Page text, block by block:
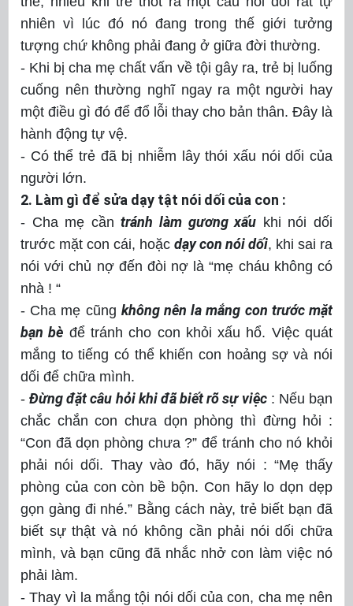
nhiên vì lúc đó nó đang trong thế giới tưởng
tượng chứ không phải đang ở giữa đời thường.
- Khi bị cha mẹ chất vấn về tội gây ra, trẻ bị luống
cuống nên thường nghĩ ngay ra một người hay
một điều gì đó để đổ lỗi thay cho bản thân. Đây là
hành động tự vệ.
- Có thể trẻ đã bị nhiễm lây thói xấu nói dối của
người lớn.
2. Làm gì để sửa dạy tật nói dối của con :
- Cha mẹ cầntránh làm gương xấu khi nói dối
trước mặt con cái, hoặc dạy con nói dối, khi sai ra
nói với chủ nợ đến đòi nợ là “mẹ cháu không có
nhà ! “
- Cha mẹ cũng không nên la mắng con trước mặt
bạn bè để tránh cho con khỏi xấu hổ. Việc quát
mắng to tiếng có thể khiến con hoảng sợ và nói
dối để chữa mình.
-Đừng đặt câu hỏi khi đã biết rõ sự việc: Nếu bạn
chắc chắn con chưa dọn phòng thì đừng hỏi :
“Con đã dọn phòng chưa ?” để tránh cho nó khỏi
phải nói dối. Thay vào đó, hãy nói : “Mẹ thấy
phòng của con còn bề bộn. Con hãy lo dọn dẹp
gọn gàng đi nhé.” Bằng cách này, trẻ biết bạn đã
biết sự thật và nó không cần phải nói dối chữa
mình, và bạn cũng đã nhắc nhở con làm việc nó
phải làm.
- Thay vì la mắng tội nói dối của con, cha mẹ nên